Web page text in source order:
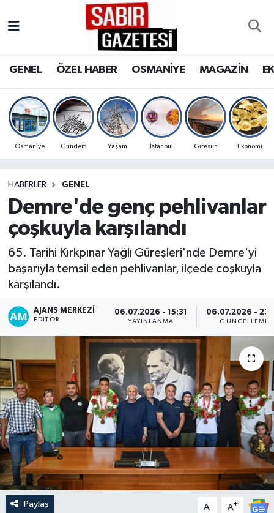
GENEL ÖZEL HABER OSMANİYE MAGAZİN
Osmaniye Gündem Yaşam İstanbul Giresun Ekonomi
HABERLER GENEL
Demre'de genç pehlivanlar
çoşkuyla karşılandı
65. Tarihi Kırkpınar Yağlı Güreşleri'nde Demre'yi
başarıyla temsil eden pehlivanlar, ilçede coşkuyla
karşılandı.
AJANS MERKEZI
EDITÖR
06.07.2026 - 15:31
YAYINLANMA
06.07.2026 -
GÜNCELLEME
Paylaş A- A+
OSMANİYE
MAGAZİN
SPOR
RESMİ İLANLAR
Osmaniye Nöbetçi Eczaneler
Osmaniye Trafik Yoğunluk Haritası
Süper Lig Puan Durumu ve Fikstür
Son Dakika Haberleri
Haber Arşivi